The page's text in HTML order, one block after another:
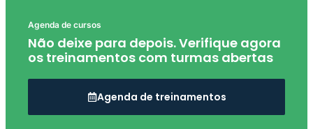
Agenda de cursos
Não deixe para depois. Verifique agora
os treinamentos com turmas abertas
Agenda de treinamentos